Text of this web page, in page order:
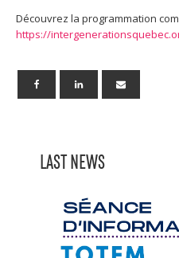
Découvrez la programmation
https://
LAST NEWS